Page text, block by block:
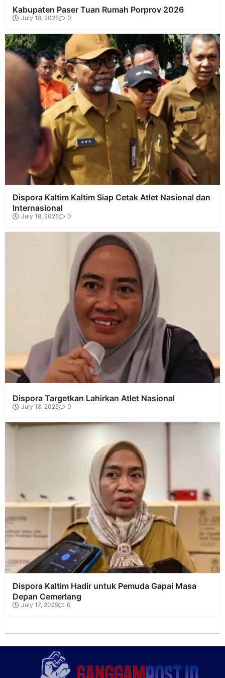
Kabupaten Paser Tuan Rumah Porprov 2026
July 18, 2025 0
Dispora Kaltim Kaltim Siap Cetak Atlet Nasional dan
Internasional
July 18, 2025 0
Dispora Targetkan Lahirkan Atlet Nasional
July 18, 2025 0
Dispora Kaltim Hadir untuk Pemuda Gapai Masa
Depan Cemerlang
July 17, 2025 0